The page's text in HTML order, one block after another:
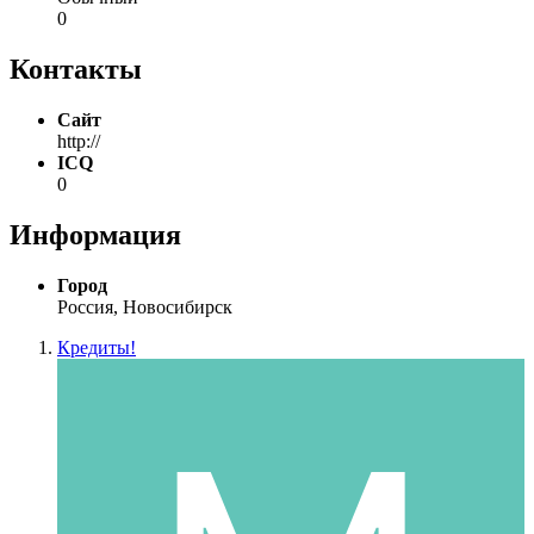
0
Контакты
Сайт
http://
ICQ
0
Информация
Город
Россия, Новосибирск
Кредиты!